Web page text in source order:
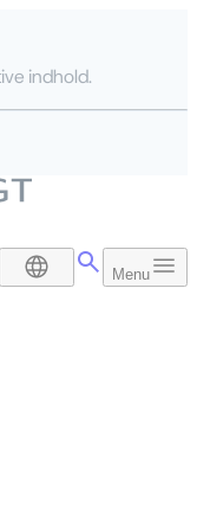
indhold.
DA Menu